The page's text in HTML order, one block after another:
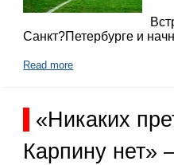
Санкт?Петербурге и
Read more
«Никаких
Карпину